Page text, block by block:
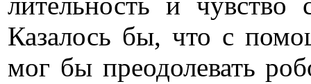
Казалось бы, что с
мог бы преодолевать